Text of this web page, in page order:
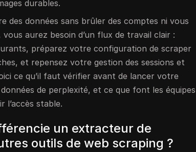
durables.
des données sans brûler des comptes ni vous
aurez besoin d’un flux de travail clair :
préparez votre configuration de scraper
et repensez votre gestion des sessions et
ce qu’il faut vérifier avant de lancer votre
de perplexité, et ce que font les équipes
l’accès stable.
un extracteur de
outils de web scraping ?